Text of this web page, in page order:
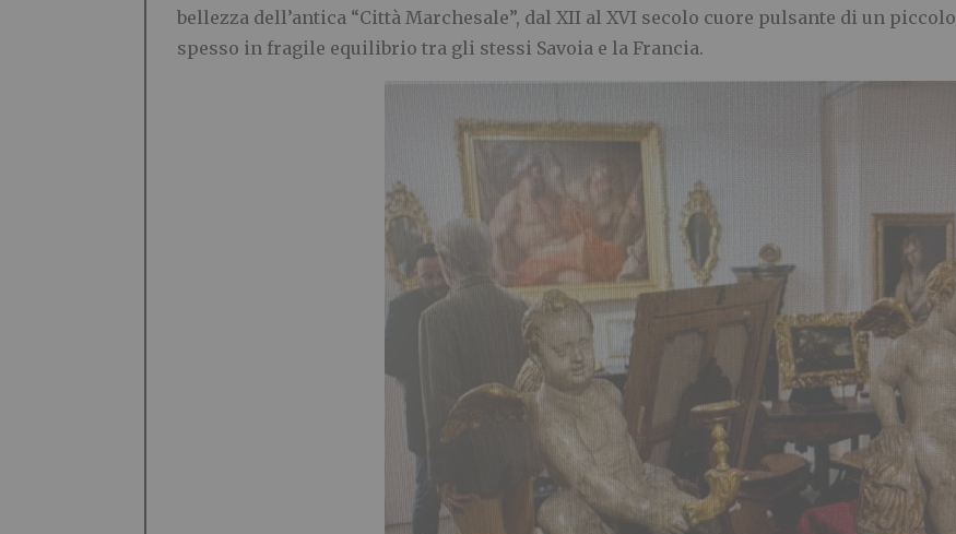
bellezza dell’antica “Città Marchesale”, dal XII al XVI secolo cuore pulsante di un piccolo
spesso in fragile equilibrio tra gli stessi Savoia e la Francia.